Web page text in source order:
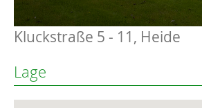
Kluckstraße 5 - 11, Heide
Lage